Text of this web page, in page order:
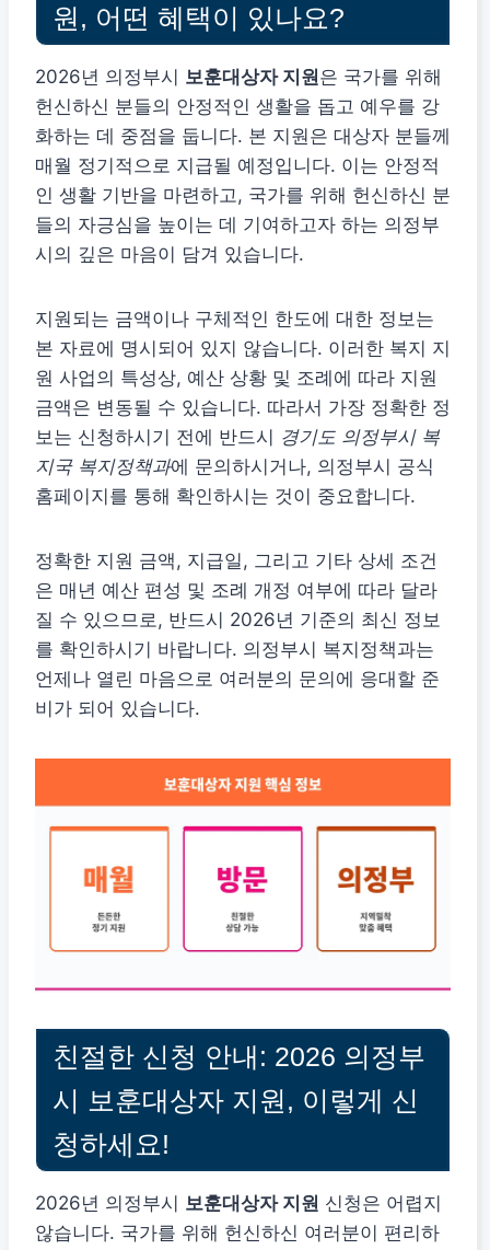
원, 어떤 혜택이 있나요?
2026년 의정부시 보훈대상자 지원은 국가를 위해
헌신하신 분들의 안정적인 생활을 돕고 예우를 강
화하는 데 중점을 둡니다. 본 지원은 대상자 분들께
매월 정기적으로 지급될 예정입니다. 이는 안정적
인 생활 기반을 마련하고, 국가를 위해 헌신하신 분
들의 자긍심을 높이는 데 기여하고자 하는 의정부
시의 깊은 마음이 담겨 있습니다.
지원되는 금액이나 구체적인 한도에 대한 정보는
본 자료에 명시되어 있지 않습니다. 이러한 복지 지
원 사업의 특성상, 예산 상황 및 조례에 따라 지원
금액은 변동될 수 있습니다. 따라서 가장 정확한 정
보는 신청하시기 전에 반드시 경기도 의정부시 복
지국 복지정책과에 문의하시거나, 의정부시 공식
홈페이지를 통해 확인하시는 것이 중요합니다.
정확한 지원 금액, 지급일, 그리고 기타 상세 조건
은 매년 예산 편성 및 조례 개정 여부에 따라 달라
질 수 있으므로, 반드시 2026년 기준의 최신 정보
를 확인하시기 바랍니다. 의정부시 복지정책과는
언제나 열린 마음으로 여러분의 문의에 응대할 준
비가 되어 있습니다.
친절한 신청 안내: 2026 의정부
시 보훈대상자 지원, 이렇게 신
청하세요!
2026년 의정부시 보훈대상자 지원 신청은 어렵지
않습니다. 국가를 위해 헌신하신 여러분이 편리하